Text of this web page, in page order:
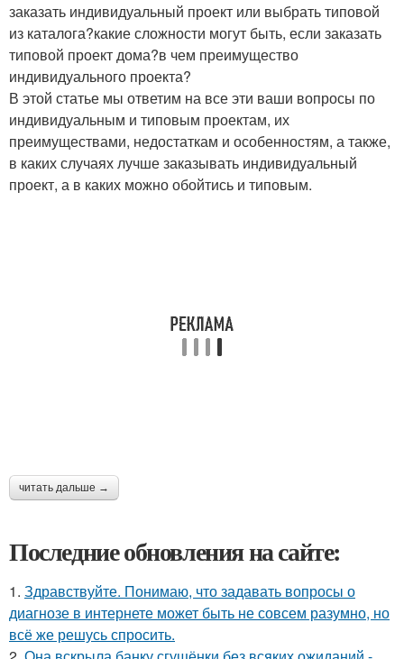
заказать индивидуальный проект или выбрать типовой
из каталога?какие сложности могут быть, если заказать
типовой проект дома?в чем преимущество
индивидуального проекта?
В этой статье мы ответим на все эти ваши вопросы по
индивидуальным и типовым проектам, их
преимуществами, недостаткам и особенностям, а также,
в каких случаях лучше заказывать индивидуальный
проект, а в каких можно обойтись и типовым.
читать дальше →
Последние обновления на сайте:
1. Здравствуйте. Понимаю, что задавать вопросы о
диагнозе в интернете может быть не совсем разумно, но
всё же решусь спросить.